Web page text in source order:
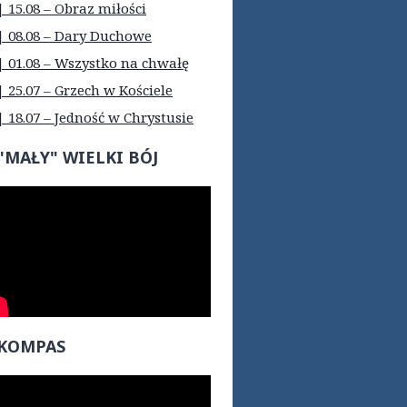
15.08 – Obraz miłości
08.08 – Dary Duchowe
01.08 – Wszystko na chwałę
25.07 – Grzech w Kościele
18.07 – Jedność w Chrystusie
WIELKI BÓJ